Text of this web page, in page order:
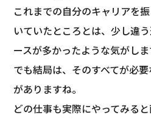
これまでの自分のキャリアを
いていたところとは、少し違
ースが多かったような気がしま
でも結局は、そのすべてが必
がありますね。
どの仕事も実際にやってみる